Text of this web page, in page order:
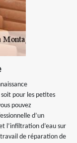
pour les petites
pouvez
d’un
l’infiltration d’eau sur
de réparation de